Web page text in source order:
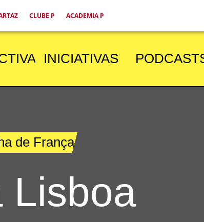
CLUBE P ACADEMIA P
INICIATIVAS
de França
Lisboa